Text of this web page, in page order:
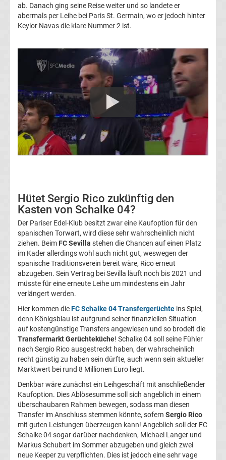
1.
Saarbrücken
Transfergerüchte
1.
FC
Transfergerüchte
1.
FSV
Mainz
05
Transfergerüchte
Alemannia
Aachen
Transfergerüchte
Arminia
ab. Danach ging seine Reise weiter und so landete er
abermals per Leihe bei Paris St. Germain, wo er jedoch hinter
Keylor Navas die klare Nummer 2 ist.
Hütet Sergio Rico zukünftig den
Kasten von Schalke 04?
Der Pariser Edel-Klub besitzt zwar eine Kaufoption für den
spanischen Torwart, wird diese sehr wahrscheinlich nicht
ziehen. Beim FC Sevilla stehen die Chancen auf einen Platz
im Kader allerdings wohl auch nicht gut, weswegen der
spanische Traditionsverein bereit wäre, Rico erneut
abzugeben. Sein Vertrag bei Sevilla läuft noch bis 2021 und
müsste für eine erneute Leihe um mindestens ein Jahr
verlängert werden.
Hier kommen dieFC Schalke 04 Transfergerüchte ins Spiel,
denn Königsblau ist aufgrund seiner finanziellen Situation
auf kostengünstige Transfers angewiesen und so brodelt die
Transfermarkt Gerüchteküche! Schalke 04 soll seine Fühler
nach Sergio Rico ausgestreckt haben, der wahrscheinlich
recht günstig zu haben sein dürfte, auch wenn sein aktueller
Marktwert bei rund 8 Millionen Euro liegt.
Denkbar wäre zunächst ein Leihgeschäft mit anschließender
Kaufoption. Dies Ablösesumme soll sich angeblich in einem
überschaubaren Rahmen bewegen, sodass man diesen
Transfer im Anschluss stemmen könnte, sofern Sergio Rico
mit guten Leistungen überzeugen kann! Angeblich soll der FC
Schalke 04 sogar darüber nachdenken, Michael Langer und
Markus Schubert im Sommer abzugeben und gleich zwei
neue Keeper zu verpflichten. Dies ist jedoch eine sehr vage